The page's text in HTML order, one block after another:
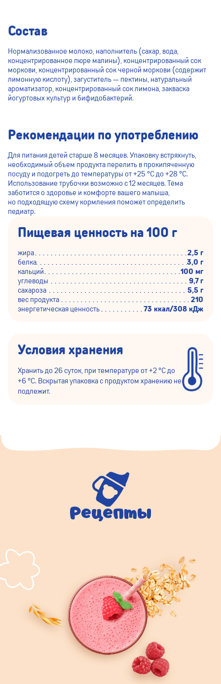
Состав
Нормализованное молоко, наполнитель (сахар, вода,
концентрированное пюре малины), концентрированный сок
моркови, концентрированный сок черной моркови (содержит
лимонную кислоту), загуститель — пектины, натуральный
ароматизатор, концентрированный сок лимона, закваска
йогуртовых культур и бифидобактерий.
Рекомендации по употреблению
Для питания детей старше 8 месяцев. Упаковку встряхнуть,
необходимый объем продукта перелить в прокипяченную
посуду и подогреть до температуры от +25 °С до +28 °С.
Использование трубочки возможно с 12 месяцев. Тёма
заботится о здоровье и комфорте вашего малыша,
но подходящую схему кормления поможет определить
педиатр.
Пищевая ценность на 100 г
жира
2,5 г
белка
3,0 г
кальций
100 мг
углеводы
9,7 г
сахароза
5,5 г
вес продукта
210
энергетическая ценность
73 ккал/308 кДж
Условия хранения
Хранить до 26 суток, при температуре от +2 °С до
+6 °С. Вскрытая упаковка с продуктом хранению не
подлежит.
Рецепты